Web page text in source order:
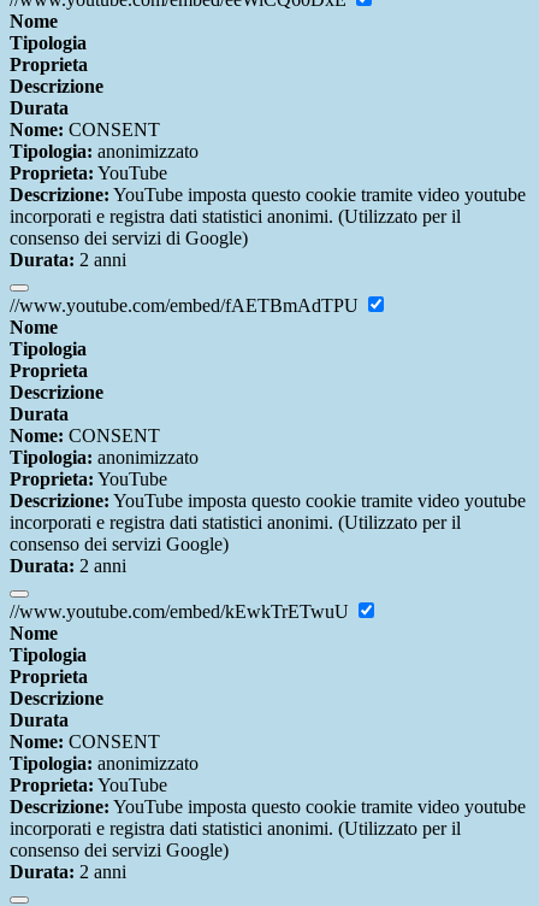
Nome
Tipologia
Proprieta
Descrizione
Durata
Nome: CONSENT
Tipologia: anonimizzato
Proprieta: YouTube
Descrizione: YouTube imposta questo cookie tramite video youtube
incorporati e registra dati statistici anonimi. (Utilizzato per il
consenso dei servizi di Google)
Durata: 2 anni
//www.youtube.com/embed/fAETBmAdTPU
Nome
Tipologia
Proprieta
Descrizione
Durata
Nome: CONSENT
Tipologia: anonimizzato
Proprieta: YouTube
Descrizione: YouTube imposta questo cookie tramite video youtube
incorporati e registra dati statistici anonimi. (Utilizzato per il
consenso dei servizi Google)
Durata: 2 anni
//www.youtube.com/embed/kEwkTrETwuU
Nome
Tipologia
Proprieta
Descrizione
Durata
Nome: CONSENT
Tipologia: anonimizzato
Proprieta: YouTube
Descrizione: YouTube imposta questo cookie tramite video youtube
incorporati e registra dati statistici anonimi. (Utilizzato per il
consenso dei servizi Google)
Durata: 2 anni